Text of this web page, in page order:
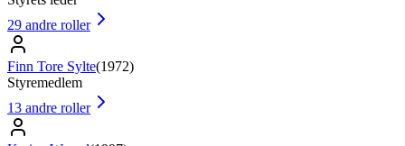
29 andre roller
Finn Tore Sylte(1972)
Styremedlem
13 andre roller